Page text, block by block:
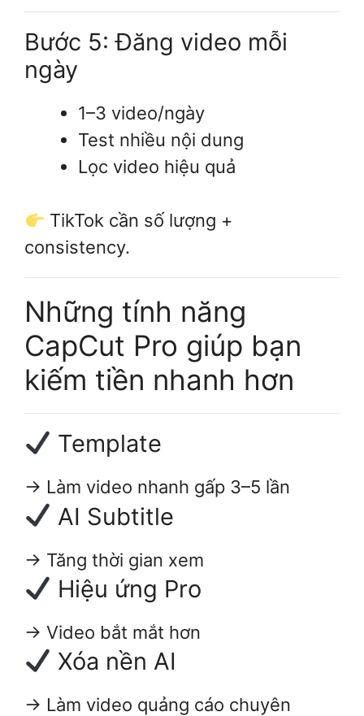
Bước 5: Đăng video mỗi
ngày
1–3 video/ngày
Test nhiều nội dung
Lọc video hiệu quả
TikTok cần số lượng +
consistency.
Những tính năng
CapCut Pro giúp bạn
kiếm tiền nhanh hơn
Template
→ Làm video nhanh gấp 3–5 lần
AI Subtitle
→ Tăng thời gian xem
Hiệu ứng Pro
→ Video bắt mắt hơn
Xóa nền AI
→ Làm video quảng cáo chuyên